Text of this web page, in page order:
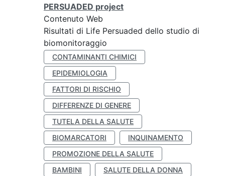
PERSUADED project
Contenuto Web
Risultati di Life Persuaded dello studio di
biomonitoraggio
CONTAMINANTI CHIMICI
EPIDEMIOLOGIA
FATTORI DI RISCHIO
DIFFERENZE DI GENERE
TUTELA DELLA SALUTE
BIOMARCATORI
INQUINAMENTO
PROMOZIONE DELLA SALUTE
BAMBINI
SALUTE DELLA DONNA